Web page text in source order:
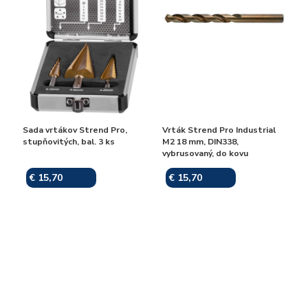
Sada vrtákov Strend Pro,
stupňovitých, bal. 3 ks
€ 15,70
Vrták Strend Pro Industrial
M2 18 mm, DIN338,
vybrusovaný, do kovu
€ 15,70